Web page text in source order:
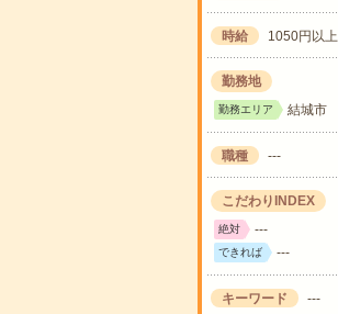
時給 1050円以上
勤務地
勤務エリア 結城市
職種 ---
こだわりINDEX
絶対 ---
できれば ---
キーワード ---